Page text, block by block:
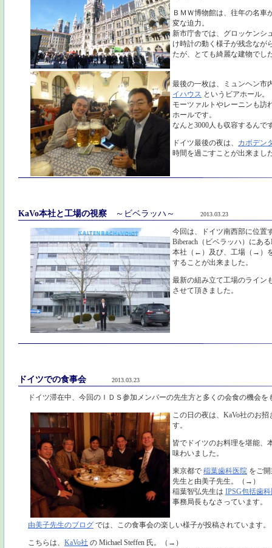
ＢＭＷ博物館は、往年の名車
変な迫力。
新市庁舎では、グロッケンシ
け時計の動く様子が残念なが
たが、とても綺麗な建物でし
最後の一枚は、ミュンヘン市
イハウス というビアホール
モーツァルトやレーニンも訪
ホールです。
なんと3000人も収容するんで
ドイツ最後の夜は、 カボデン
時間を過ごすことが出来まし
KaVo本社と工場の視察 ～ビベラッハ～ 2013.03.23
今回は、ドイツ南西部に位置
Biberach（ビベラッハ）にある
本社（←）及び、工場（→）
することが出来ました。
最新の組み立て工場のライン
させて頂きました。
ドイツでの食事会 2013.03.23
ドイツ滞在中、今回のＩＤＳ参加メンバーの先生方と多くの会食の機会
この日の夜は、KaVo社のお招
す。
皆でドイツのお料理を堪能、
味わいました。
東京都で 稲葉歯科医院 をご
先生と由美子先生。（→）
稲葉智弘先生は IPSG包括歯
事務局長もなさっています。
由美子先生のブログ では、この食事会の楽しい様子が投稿されています。
こちらは、 KaVo社 の Michael Steffen 氏。（→）